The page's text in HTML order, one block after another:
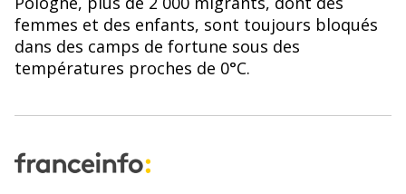
femmes et des enfants, sont toujours bloqués
dans des camps de fortune sous des
températures proches de 0°C.